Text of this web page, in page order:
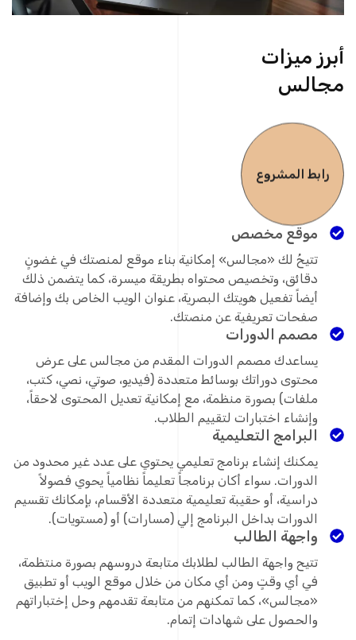
أبرز ميزات
مجالس
رابط المشروع
موقع مخصص
تتيحُ لك «مجالس» إمكانية بناء موقع لمنصتك في غضونٍ
دقائق، وتخصيص محتواه بطريقة ميسرة، كما يتضمن ذلك
أيضاً تفعيل هويتك البصرية، عنوان الويب الخاص بك وإضافة
صفحات تعريفية عن منصتك.
مصمم الدورات
يساعدك مصمم الدورات المقدم من مجالس على عرض
محتوى دوراتك بوسائط متعددة (فيديو، صوتي، نصي، كتب،
ملفات) بصورة منظمة، مع إمكانية تعديل المحتوى لاحقاً،
وإنشاء اختبارات لتقييم الطلاب.
البرامج التعليمية
يمكنك إنشاء برنامج تعليمي يحتوي على عدد غير محدود من
الدورات. سواء أكان برنامجاً تعليماً نظامياً يحوي فصولاً
دراسية، أو حقيبة تعليمية متعددة الأقسام، بإمكانك تقسيم
الدورات بداخل البرنامج إلي (مسارات) أو (مستويات).
واجهة الطالب
تتيح واجهة الطالب لطلابك متابعة دروسهم بصورة منتظمة،
في أي وقتٍ ومن أي مكان من خلال موقع الويب أو تطبيق
«مجالس»، كما تمكنهم من متابعة تقدمهم وحل إختباراتهم
والحصول على شهادات إتمام.